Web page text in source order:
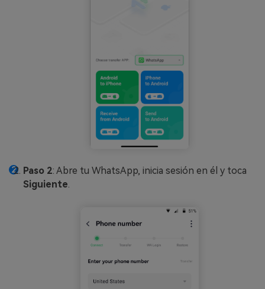
Paso 2: Abre tu WhatsApp, inicia sesión en él y toca
Siguiente.